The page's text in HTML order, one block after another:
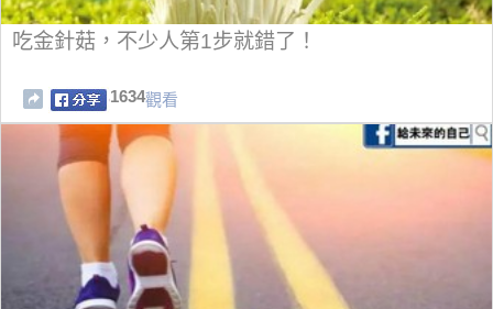
吃金針菇，不少人第1步就錯了！
1634觀看